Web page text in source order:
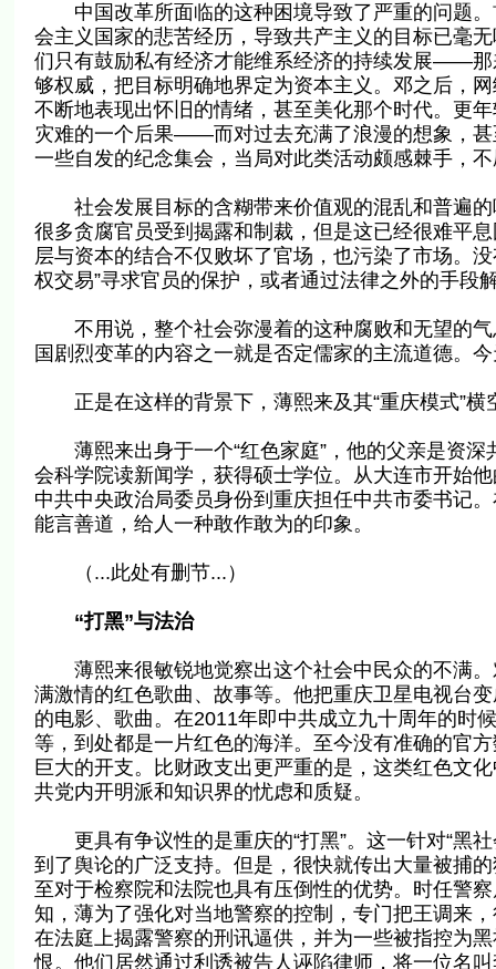
中国改革所面临的这种困境导致了严重的问题。
会主义国家的悲苦经历，导致共产主义的目标已毫
们只有鼓励私有经济才能维系经济的持续发展——
够权威，把目标明确地界定为资本主义。邓之后，
不断地表现出怀旧的情绪，甚至美化那个时代。更
灾难的一个后果——而对过去充满了浪漫的想象，
一些自发的纪念集会，当局对此类活动颇感棘手，
社会发展目标的含糊带来价值观的混乱和普遍的
很多贪腐官员受到揭露和制裁，但是这已经很难平
层与资本的结合不仅败坏了官场，也污染了市场。
权交易”寻求官员的保护，或者通过法律之外的手
不用说，整个社会弥漫着的这种腐败和无望的气
国剧烈变革的内容之一就是否定儒家的主流道德。
正是在这样的背景下，薄熙来及其“重庆模式”横
薄熙来出身于一个“红色家庭”，他的父亲是资深
会科学院读新闻学，获得硕士学位。从大连市开始
中共中央政治局委员身份到重庆担任中共市委书记
能言善道，给人一种敢作敢为的印象。
（...此处有删节...）
“打黑”与法治
薄熙来很敏锐地觉察出这个社会中民众的不满。
满激情的红色歌曲、故事等。他把重庆卫星电视台
的电影、歌曲。在2011年即中共成立九十周年的时
等，到处都是一片红色的海洋。至今没有准确的官
巨大的开支。比财政支出更严重的是，这类红色文
共党内开明派和知识界的忧虑和质疑。
更具有争议性的是重庆的“打黑”。这一针对“黑社
到了舆论的广泛支持。但是，很快就传出大量被捕
至对于检察院和法院也具有压倒性的优势。时任警
知，薄为了强化对当地警察的控制，专门把王调来
在法庭上揭露警察的刑讯逼供，并为一些被指控为
恨。他们居然通过利诱被告人诬陷律师，将一位名